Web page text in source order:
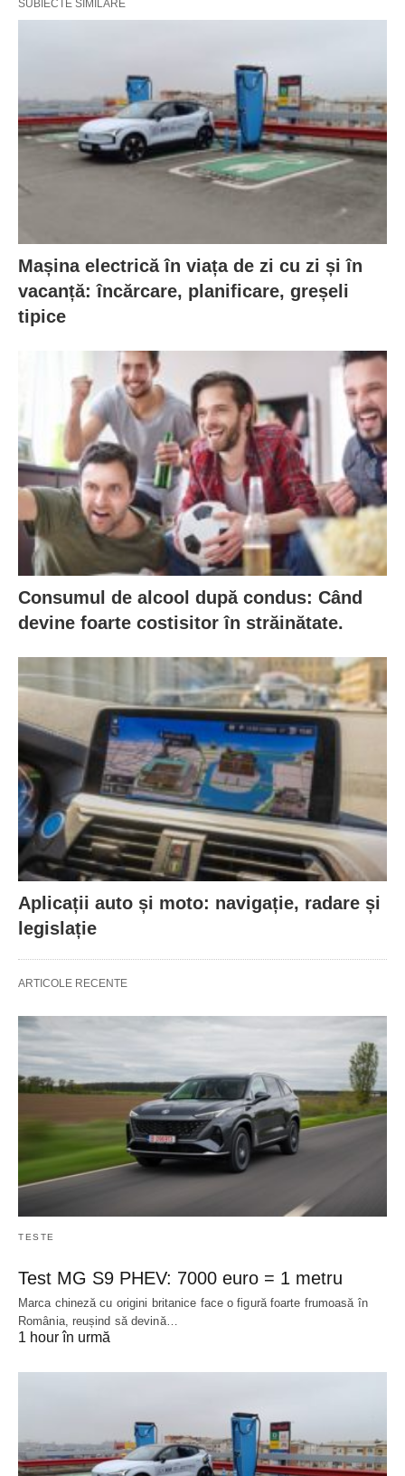
SUBIECTE SIMILARE
Mașina electrică în viața de zi cu zi și în
vacanță: încărcare, planificare, greșeli
tipice
Consumul de alcool după condus: Când
devine foarte costisitor în străinătate.
Aplicații auto și moto: navigație, radare și
legislație
ARTICOLE RECENTE
TESTE
Test MG S9 PHEV: 7000 euro = 1 metru
Marca chineză cu origini britanice face o figură foarte frumoasă în
România, reușind să devină…
1 hour în urmă